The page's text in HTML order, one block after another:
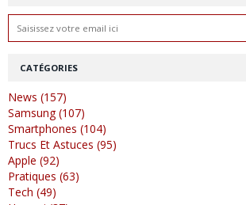
CATÉGORIES
News (157)
Samsung (107)
Smartphones (104)
Trucs Et Astuces (95)
Apple (92)
Pratiques (63)
Tech (49)